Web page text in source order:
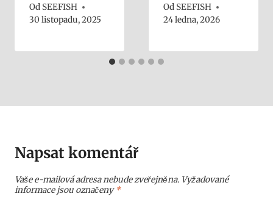
Od SEEFISH
30 listopadu, 2025
Od SEEFISH
24 ledna, 2026
Napsat komentář
Vaše e-mailová adresa nebude zveřejněna. Vyžadované
informace jsou označeny*